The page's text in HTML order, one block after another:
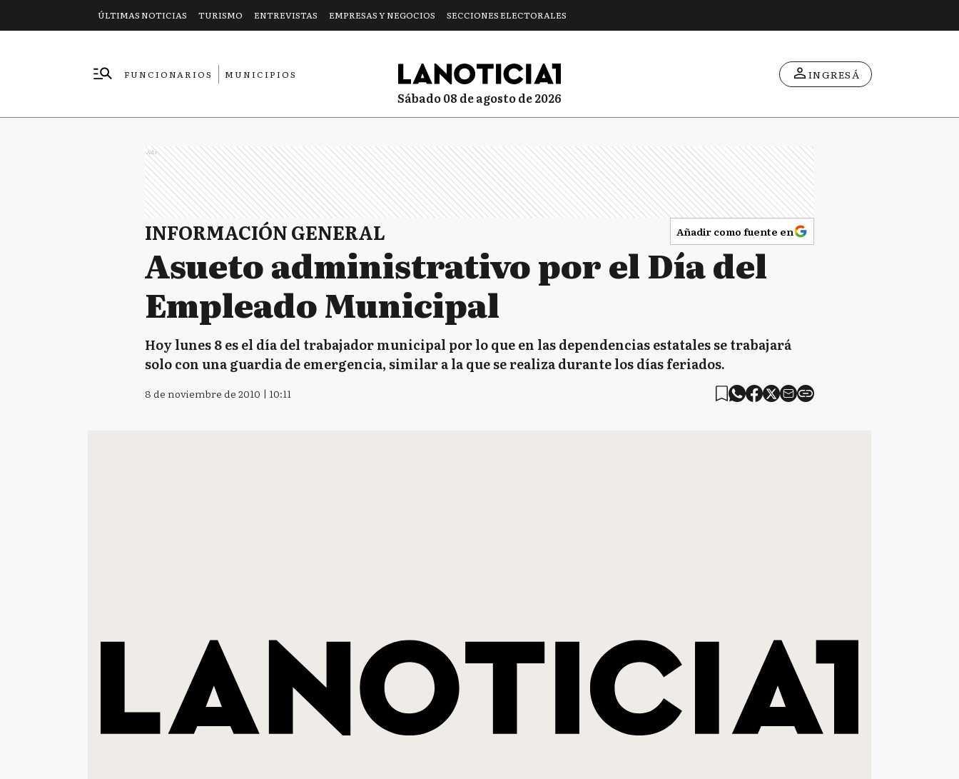
ÚLTIMAS NOTICIAS TURISMO ENTREVISTAS EMPRESAS Y NEGOCIOS SECCIONES ELECTORALES
FUNCIONARIOS
MUNICIPIOS
sábado 08 de agosto de 2026
INGRESÁ
Ads
INFORMACIÓN GENERAL Añadir como fuente en
Asueto administrativo por el Día del
Empleado Municipal
Hoy lunes 8 es el día del trabajador municipal por lo que en las dependencias estatales se trabajará
solo con una guardia de emergencia, similar a la que se realiza durante los días feriados.
8 de noviembre de 2010 | 10:11